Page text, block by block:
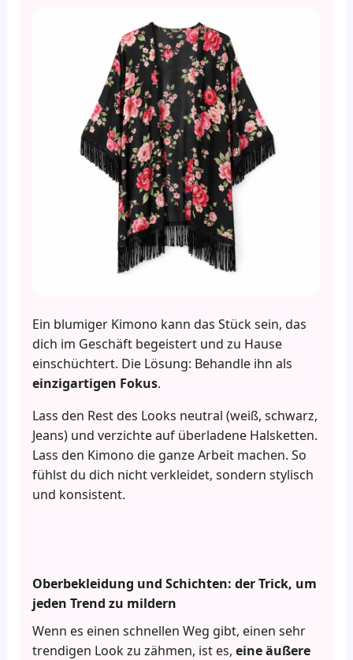
Ein blumiger Kimono kann das Stück sein, das
dich im Geschäft begeistert und zu Hause
einschüchtert. Die Lösung: Behandle ihn als
einzigartigen Fokus.
Lass den Rest des Looks neutral (weiß, schwarz,
Jeans) und verzichte auf überladene Halsketten.
Lass den Kimono die ganze Arbeit machen. So
fühlst du dich nicht verkleidet, sondern stylisch
und konsistent.
Oberbekleidung und Schichten: der Trick, um
jeden Trend zu mildern
Wenn es einen schnellen Weg gibt, einen sehr
trendigen Look zu zähmen, ist es,eine äußere